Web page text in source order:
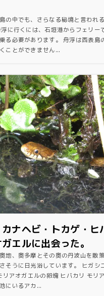
の中でも、さらなる秘境と言われ
に行くには、石垣港からフェリー
る必要があります。 舟浮は西表島
ことができません...
ナヘビ・トカゲ・ヒ
エルに出会った。
地、奥多摩とその奥の丹波山を散
そうに日光浴しています。 ヒガシ
リアオガエルの卵塊 ヒバカリ モリ
にいるアカ...